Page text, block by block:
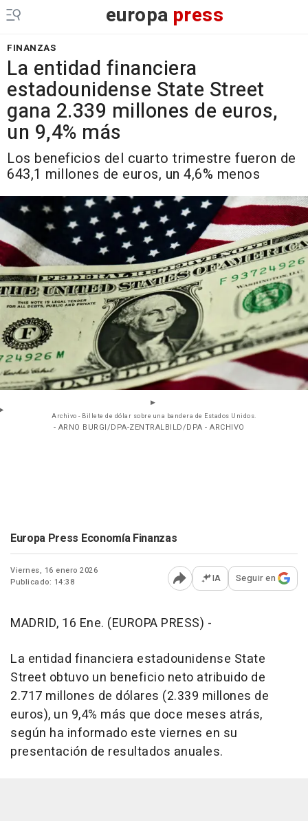
europa press
FINANZAS
La entidad financiera
estadounidense State Street
gana 2.339 millones de euros,
un 9,4% más
Los beneficios del cuarto trimestre fueron de
643,1 millones de euros, un 4,6% menos
Archivo - Billete de dólar sobre una bandera de Estados Unidos.
- ARNO BURGI/DPA-ZENTRALBILD/DPA - ARCHIVO
Europa Press Economía Finanzas
Viernes, 16 enero 2026
Publicado: 14:38
Abrir opciones para
IA Seguir en
MADRID, 16 Ene. (EUROPA PRESS) -
La entidad financiera estadounidense State
Street obtuvo un beneficio neto atribuido de
2.717 millones de dólares (2.339 millones de
euros), un 9,4% más que doce meses atrás,
según ha informado este viernes en su
presentación de resultados anuales.